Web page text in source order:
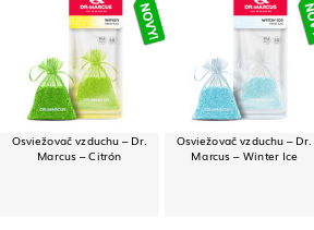
Osviežovač vzduchu – Dr.
Marcus – Citrón
Osviežovač vzduchu – Dr.
Marcus – Winter Ice